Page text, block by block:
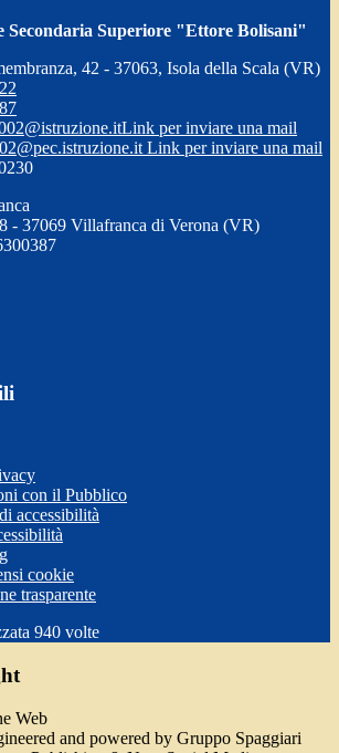
Secondaria Superiore "Ettore Bolisani"
42 - 37063, Isola della Scala (VR)
Link per inviare una mail
Link per inviare una mail
- 37069 Villafranca di Verona (VR)
con il Pubblico
accessibilità
cookie
trasparente
940 volte
and powered by Gruppo Spaggiari